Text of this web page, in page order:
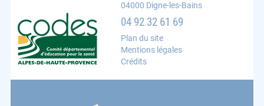
CoDES 04 : Comité départemental d'éducation pour la
04000 Digne-les-Bains
04 92 32 61 69
Plan du site
Mentions légales
Crédits